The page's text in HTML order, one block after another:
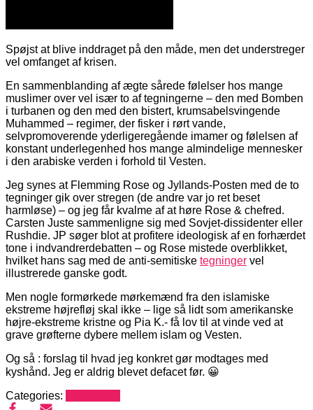
Spøjst at blive inddraget på den måde, men det understreger
vel omfanget af krisen.
En sammenblanding af ægte sårede følelser hos mange
muslimer over vel især to af tegningerne – den med Bomben
i turbanen og den med den bistert, krumsabelsvingende
Muhammed – regimer, der fisker i rørt vande,
selvpromoverende yderligeregående imamer og følelsen af
konstant underlegenhed hos mange almindelige mennesker
i den arabiske verden i forhold til Vesten.
Jeg synes at Flemming Rose og Jyllands-Posten med de to
tegninger gik over stregen (de andre var jo ret beset
harmløse) – og jeg får kvalme af at høre Rose & chefred.
Carsten Juste sammenligne sig med Sovjet-dissidenter eller
Rushdie. JP søger blot at profitere ideologisk af en forhærdet
tone i indvandrerdebatten – og Rose mistede overblikket,
hvilket hans sag med de anti-semitiske tegninger vel
illustrerede ganske godt.
Men nogle formørkede mørkemænd fra den islamiske
ekstreme højrefløj skal ikke – lige så lidt som amerikanske
højre-ekstreme kristne og Pia K.- få lov til at vinde ved at
grave grøfterne dybere mellem islam og Vesten.
Og så : forslag til hvad jeg konkret gør modtages med
kyshånd. Jeg er aldrig blevet defacet før. 😀
Categories: